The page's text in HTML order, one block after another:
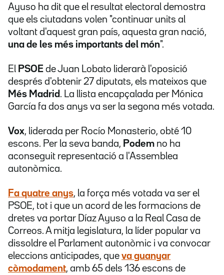
Ayuso ha dit que el resultat electoral demostra
que els ciutadans volen "continuar units al
voltant d'aquest gran país, aquesta gran nació,
una de les més importants del món".
El PSOE de Juan Lobato liderarà l'oposició
després d'obtenir 27 diputats, els mateixos que
Més Madrid . La llista encapçalada per Mónica
García fa dos anys va ser la segona més votada.
Vox, liderada per Rocío Monasterio, obté 10
escons. Per la seva banda, Podem no ha
aconseguit representació a l'Assemblea
autonòmica.
Fa quatre anys, la força més votada va ser el
PSOE, tot i que un acord de les formacions de
dretes va portar Díaz Ayuso a la Real Casa de
Correos. A mitja legislatura, la líder popular va
dissoldre el Parlament autonòmic i va convocar
eleccions anticipades, que va guanyar
còmodament, amb 65 dels 136 escons de